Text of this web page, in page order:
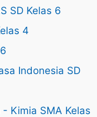
SD Kelas 6
4
Indonesia SD
Kimia SMA Kelas